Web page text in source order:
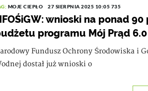
MOJE CIEPŁO 27 SIERPNIA 2025 10:05 735
wnioski na ponad 90
programu Mój Prąd 6.0
Fundusz Ochrony Środowiska i
dostał już wnioski o